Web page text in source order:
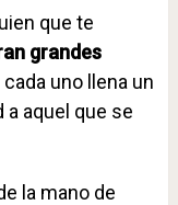
que te
grandes
uno llena un
a aquel que se
la mano de